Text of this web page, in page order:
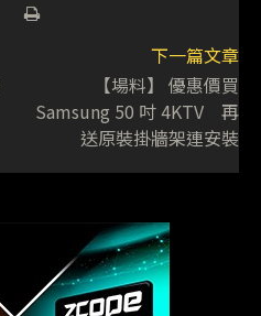
下一篇文章
【場料】 優惠價買
Samsung 50 吋 4KTV 再
送原裝掛牆架連安裝